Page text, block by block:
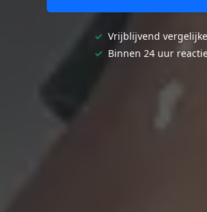
✓ Vrijblijvend
✓ Binnen 24 uur